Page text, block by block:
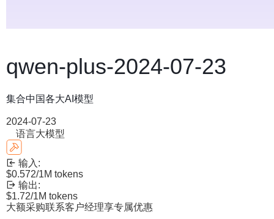
qwen-plus-2024-07-23
集合中国各大AI模型
2024-07-23
语言大模型
输入:
$0.572/1M tokens
输出:
$1.72/1M tokens
大额采购联系客户经理享专属优惠